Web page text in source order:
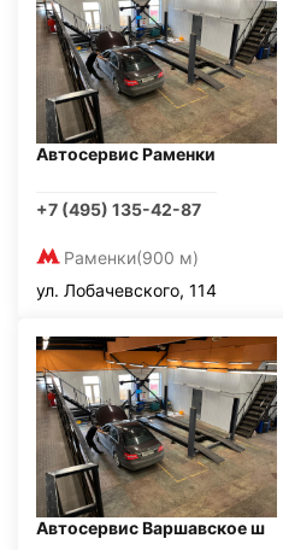
Автосервис Раменки
+7 (495) 135-42-87
Раменки(900 м)
ул. Лобачевского, 114
Автосервис Варшавское ш